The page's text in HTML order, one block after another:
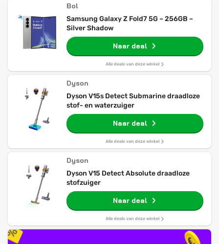
Bol
Samsung Galaxy Z Fold7 5G – 256GB –
Silver Shadow
Naar deal
Alle deals van deze winkel
Dyson
Dyson V15s Detect Submarine draadloze
stof- en waterzuiger
Naar deal
Alle deals van deze winkel
Dyson
Dyson V15 Detect Absolute draadloze
stofzuiger
Naar deal
Alle deals van deze winkel